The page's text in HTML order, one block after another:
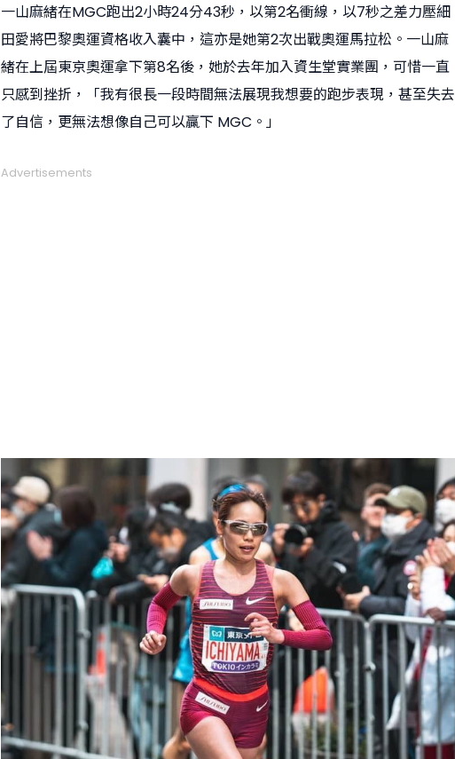
一山麻緒在MGC跑出2小時24分43秒，以第2名衝線，以7秒之差力壓細
田愛將巴黎奧運資格收入囊中，這亦是她第2次出戰奧運馬拉松。一山麻
緒在上屆東京奧運拿下第8名後，她於去年加入資生堂實業團，可惜一直
只感到挫折，「我有很長一段時間無法展現我想要的跑步表現，甚至失去
了自信，更無法想像自己可以贏下 MGC。」
Advertisements